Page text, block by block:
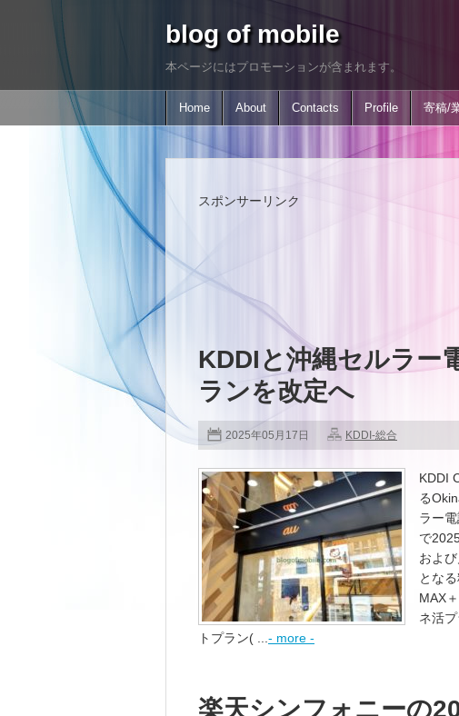
blog of mobile
本ページにはプロモーションが含まれます。
Home About Contacts Profile 寄稿/
スポンサーリンク
KDDIと沖縄セルラー
ランを改定へ
2025年05月17日 KDDI-総合
KDDI
る
ラー
で
およ
とな
MAX
ネ活
トプラン( ... - more -
楽天シンフォニーの